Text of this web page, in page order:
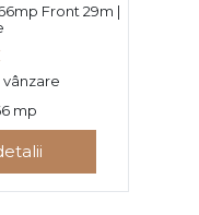
Front 29m |
vânzare
mp